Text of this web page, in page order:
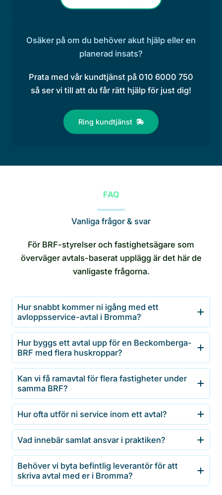
Osäker på om du behöver akut hjälp eller en
planerad insats?
Prata med vår kundtjänst på 010 6000 750
så ser vi till att du får rätt hjälp för just dig!
Ring kundtjänst
FAQ
Vanliga frågor & svar
För BRF-styrelser och fastighetsägare som
överväger avtals-baserat upplägg är det här de
vanligaste frågorna.
Hur snabbt kommer ni igång med ett
avloppsservice-avtal i Bromma?
Hur byggs ett avtal upp för en Beckomberga-
BRF med flera huskroppar?
Kan vi få ramavtal för flera fastigheter under
samma BRF?
Hur ofta utför ni service inom ett avtal?
Vad innebär samlat ansvar i praktiken?
Behöver vi byta befintlig leverantör för att
skriva avtal med er i Bromma?